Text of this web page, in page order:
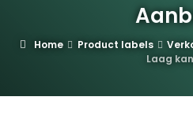
Home Product labels
Laag